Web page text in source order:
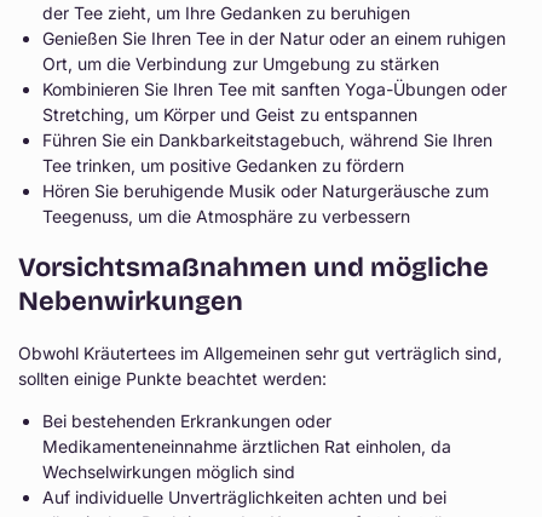
der Tee zieht, um Ihre Gedanken zu beruhigen
Genießen Sie Ihren Tee in der Natur oder an einem ruhigen
Ort, um die Verbindung zur Umgebung zu stärken
Kombinieren Sie Ihren Tee mit sanften Yoga-Übungen oder
Stretching, um Körper und Geist zu entspannen
Führen Sie ein Dankbarkeitstagebuch, während Sie Ihren
Tee trinken, um positive Gedanken zu fördern
Hören Sie beruhigende Musik oder Naturgeräusche zum
Teegenuss, um die Atmosphäre zu verbessern
Vorsichtsmaßnahmen und mögliche
Nebenwirkungen
Obwohl Kräutertees im Allgemeinen sehr gut verträglich sind,
sollten einige Punkte beachtet werden:
Bei bestehenden Erkrankungen oder
Medikamenteneinnahme ärztlichen Rat einholen, da
Wechselwirkungen möglich sind
Auf individuelle Unverträglichkeiten achten und bei